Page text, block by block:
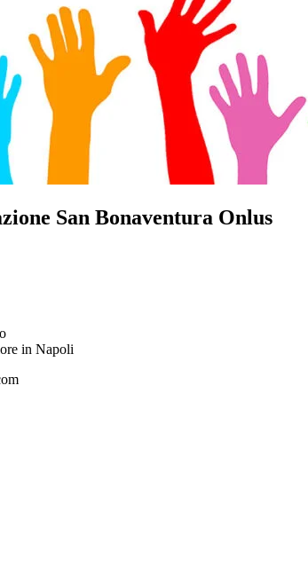
San Bonaventura Onlus
in Napoli